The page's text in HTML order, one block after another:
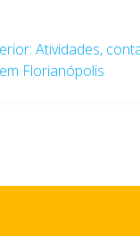
Post
anterior:
Atividades,
Florianópolis